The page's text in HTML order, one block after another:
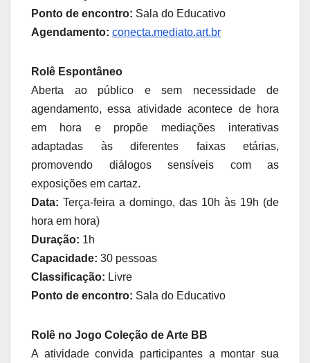
Ponto de encontro: Sala do Educativo
Agendamento: conecta.mediato.art.br
Rolê Espontâneo
Aberta ao público e sem necessidade de
agendamento, essa atividade acontece de hora
em hora e propõe mediações interativas
adaptadas às diferentes faixas etárias,
promovendo diálogos sensíveis com as
exposições em cartaz.
Data: Terça-feira a domingo, das 10h às 19h (de
hora em hora)
Duração: 1h
Capacidade: 30 pessoas
Classificação: Livre
Ponto de encontro: Sala do Educativo
Rolê no Jogo Coleção de Arte BB
A atividade convida participantes a montar sua